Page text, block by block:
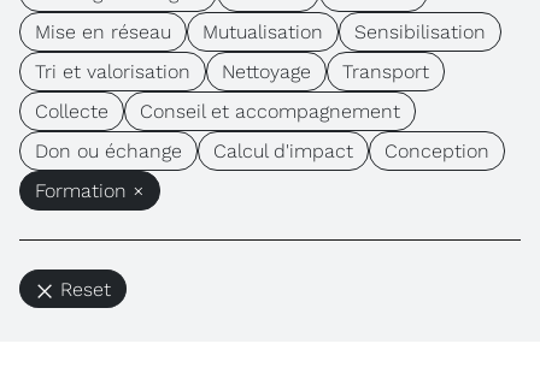
Mise en réseau
Mutualisation
Sensibilisation
Tri et valorisation
Nettoyage
Transport
Collecte
Conseil et accompagnement
Don ou échange
Calcul d'impact
Conception
Formation ×
Reset